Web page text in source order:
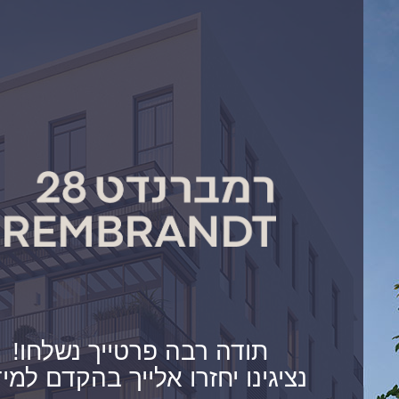
תודה רבה פרטייך נשלחו!
נציגינו יחזרו אלייך בהקדם